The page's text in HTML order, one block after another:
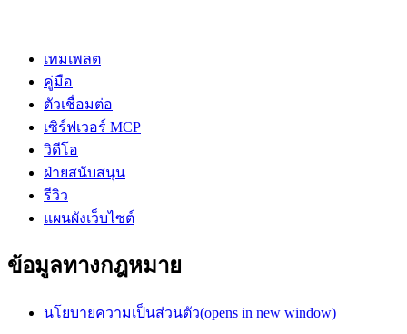
เทมเพลต
คู่มือ
ตัวเชื่อมต่อ
เซิร์ฟเวอร์ MCP
วิดีโอ
ฝ่ายสนับสนุน
รีวิว
แผนผังเว็บไซต์
ข้อมูลทางกฎหมาย
นโยบายความเป็นส่วนตัว(opens in new window)